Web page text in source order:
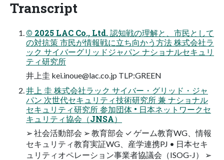
Transcript
© 2025 LAC Co., Ltd. 認知戦の理解と、市民として
の対抗策 市民が情報戦に立ち向かう方法 株式会社ラ
ック サイバーグリッドジャパン ナショナルセキュリ
ティ研究所
井上圭 kei.inoue@lac.co.jp TLP:GREEN
井上 圭 株式会社ラック サイバー・グリッド・ジャ
パン 次世代セキュリティ技術研究所 兼 ナショナル
セキュリティ研究所 参加団体 • 日本ネットワークセ
キュリティ協会（JNSA）
➢ 社会活動部会 ➢ 教育部会 ✓ ゲーム教育WG、情報
セキュリティ教育実証WG、産学連携PJ • 日本セキ
ュリティオペレーション事業者協議会（ISOG-J） ➢